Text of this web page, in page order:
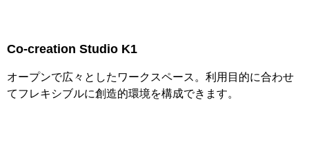
Co-creation Studio K1
オープンで広々としたワークスペース。利用目的に合わせ
てフレキシブルに創造的環境を構成できます。